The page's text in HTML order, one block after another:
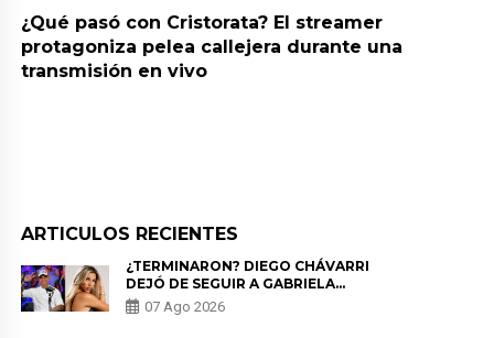
¿Qué pasó con Cristorata? El streamer
protagoniza pelea callejera durante una
transmisión en vivo
ARTICULOS RECIENTES
¿TERMINARON? DIEGO CHÁVARRI
DEJÓ DE SEGUIR A GABRIELA
HERRERA Y ANUNCIA SU SALIDA
DE PÓDCAST
07 Ago 2026